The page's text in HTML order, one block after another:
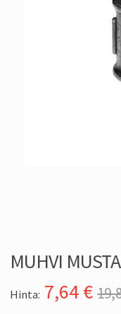
MUHVI
Hinta: 7,64€